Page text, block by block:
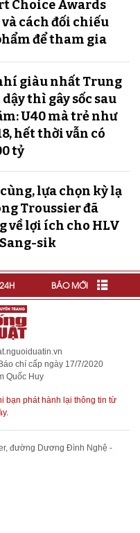
Choice Awards
và cách đối chiếu
để tham gia
giàu nhất Trung
dậy thì gây sốc sau
U40 mà trẻ như
hết thời vẫn có
tỷ
lựa chọn kỳ lạ
Troussier đã
về lợi ích cho HLV
sik
BÁO MỚI
chí cấp ngày 17/7/2020
Quốc Huy
bạn phát hành lại thông tin từ
đường Dương Đình Nghệ -